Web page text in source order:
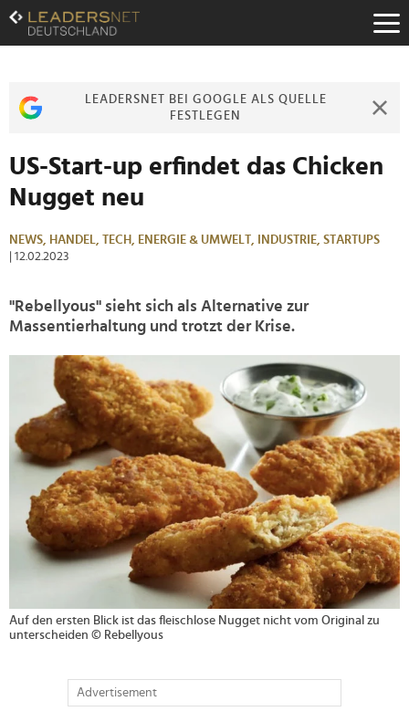
Zum
Inhalt
Zur
Zur
LEADERSNET BEI GOOGLE ALS QUELLE
FESTLEGEN
US-Start-up erfindet das Chicken
Nugget neu
NEWS, HANDEL, TECH, ENERGIE & UMWELT, INDUSTRIE, STARTUPS
| 12.02.2023
"Rebellyous" sieht sich als Alternative zur
Massentierhaltung und trotzt der Krise.
Auf den ersten Blick ist das fleischlose Nugget nicht vom Original zu
unterscheiden © Rebellyous
Advertisement